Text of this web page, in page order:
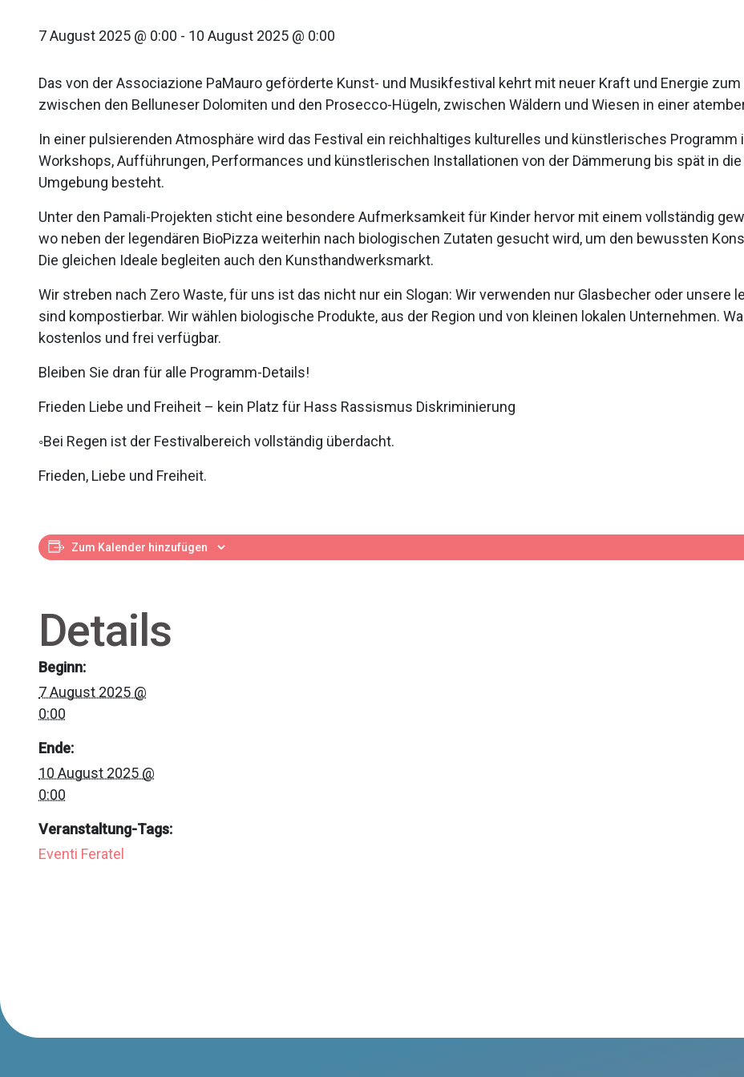
7 August 2025 @ 0:00 - 10 August 2025 @ 0:00
Das von der Associazione PaMauro geförderte Kunst- und Musikfestival kehrt mit neuer Kraft und Energie
zwischen den Belluneser Dolomiten und den Prosecco-Hügeln, zwischen Wäldern und Wiesen in einer
In einer pulsierenden Atmosphäre wird das Festival ein reichhaltiges kulturelles und künstlerisches Programm
Workshops, Aufführungen, Performances und künstlerischen Installationen von der Dämmerung bis spät in
Umgebung besteht.
Unter den Pamali-Projekten sticht eine besondere Aufmerksamkeit für Kinder hervor mit einem vollständig
wo neben der legendären BioPizza weiterhin nach biologischen Zutaten gesucht wird, um den bewussten
Die gleichen Ideale begleiten auch den Kunsthandwerksmarkt.
Wir streben nach Zero Waste, für uns ist das nicht nur ein Slogan: Wir verwenden nur Glasbecher oder unsere
sind kompostierbar. Wir wählen biologische Produkte, aus der Region und von kleinen lokalen Unternehmen.
kostenlos und frei verfügbar.
Bleiben Sie dran für alle Programm-Details!
Frieden Liebe und Freiheit – kein Platz für Hass Rassismus Diskriminierung
◦Bei Regen ist der Festivalbereich vollständig überdacht.
Frieden, Liebe und Freiheit.
Zum Kalender hinzufügen
Details
Beginn:
7 August 2025 @
0:00
Ende:
10 August 2025 @
0:00
Veranstaltung-Tags:
Eventi Feratel